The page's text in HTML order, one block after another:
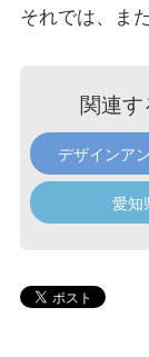
それでは、ま
関連
デザインア
愛知